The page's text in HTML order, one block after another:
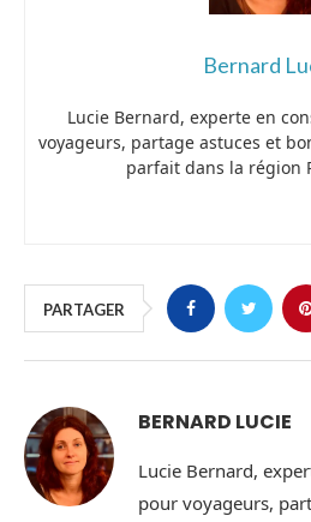
Bernard
Lucie Bernard, experte en
voyageurs, partage astuces et
parfait dans la région
PARTAGER
BERNARD LUCIE
Lucie Bernard,
pour voyageurs,